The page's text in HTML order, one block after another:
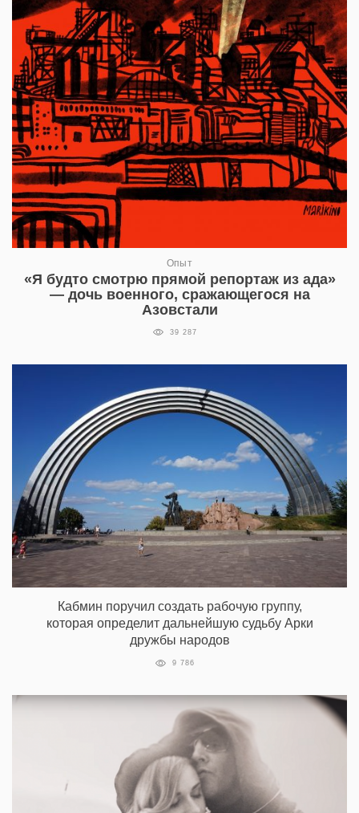
Опыт
«Я будто смотрю прямой репортаж из ада»
— дочь военного, сражающегося на
Азовстали
39 287
Кабмин поручил создать рабочую группу,
которая определит дальнейшую судьбу Арки
дружбы народов
9 786